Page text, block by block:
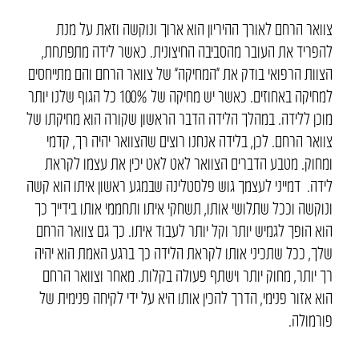
צוואר הרחם לאורך ההיריון הוא ארוך ונוקשה וזאת על מנת
להפריד את העובר מהסביבה החיצונית. כאשר לידה מתפתחת,
הצוות הרפואי בודק את “המחיקה” של צוואר הרחם והם מתייחסים
למחיקה באחוזים. כאשר יש מחיקה של 100% כל הגוף שלנו יותר
מוכן ללידה. במהלך הלידה הדבר הראשון שקורה הוא מחיקתו של
צוואר הרחם. לכן, בלידה אנחנו רוצים שהצוואר יהיה רך, קדמי
ומחוק. מטבע הדברים הצוואר לאט לאט יכין את עצמו לקראת
לידה. דמייני לעצמך גוש פלסטלינה שבמגע ראשון איתו הוא קשה
ונוקשה וככל שתלושי אותו, תשחקי איתו ותחממי אותו בידייך כך
הוא הופך לגמיש יותר וקל יותר לעבוד איתו. כך גם צוואר הרחם
שלך, ככל שתכיני אותו לקראת הלידה כך ברגע האמת הוא יהיה
רך יותר, מחוק יותר וישתף פעולה בקלות. מאחר וצוואר הרחם
הוא אזור פנימי, הדרך להכין אותו היא על ידי לקיחה פנימית של
פורמולה.